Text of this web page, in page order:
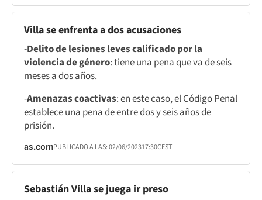
Villa se enfrenta a dos acusaciones
-Delito de lesiones leves calificado por la
violencia de género: tiene una pena que va de seis
meses a dos años.
-Amenazas coactivas: en este caso, el Código Penal
establece una pena de entre dos y seis años de
prisión.
as.comPUBLICADO A LAS:02/06/202317:30CEST
Sebastián Villa se juega ir preso